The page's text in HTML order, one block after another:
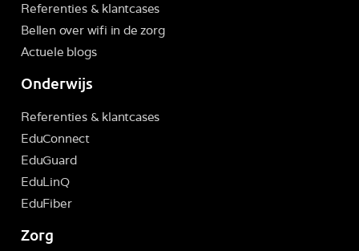
Referenties & klantcases
Bellen over wifi in de zorg
Actuele blogs
Onderwijs
Referenties & klantcases
EduConnect
EduGuard
EduLinQ
EduFiber
Zorg